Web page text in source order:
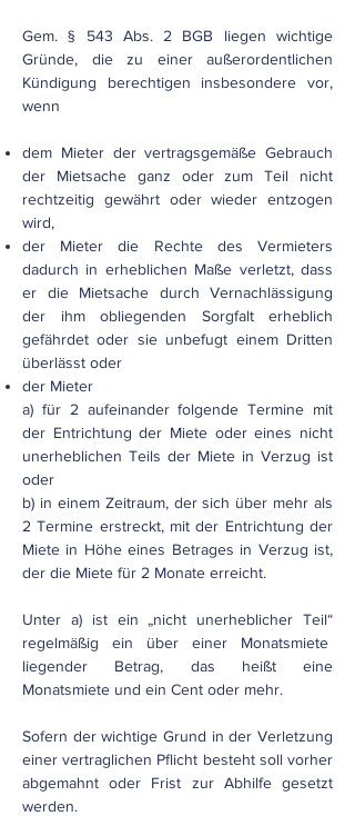
Gem. § 543 Abs. 2 BGB liegen wichtige
Gründe, die zu einer außerordentlichen
Kündigung berechtigen insbesondere vor,
wenn
dem Mieter der vertragsgemäße Gebrauch
der Mietsache ganz oder zum Teil nicht
rechtzeitig gewährt oder wieder entzogen
wird,
der Mieter die Rechte des Vermieters
dadurch in erheblichen Maße verletzt, dass
er die Mietsache durch Vernachlässigung
der ihm obliegenden Sorgfalt erheblich
gefährdet oder sie unbefugt einem Dritten
überlässt oder
der Mieter
a) für 2 aufeinander folgende Termine mit
der Entrichtung der Miete oder eines nicht
unerheblichen Teils der Miete in Verzug ist
oder
b) in einem Zeitraum, der sich über mehr als
2 Termine erstreckt, mit der Entrichtung der
Miete in Höhe eines Betrages in Verzug ist,
der die Miete für 2 Monate erreicht.
Unter a) ist ein „nicht unerheblicher Teil“
regelmäßig ein über einer Monatsmiete
liegender Betrag, das heißt eine
Monatsmiete und ein Cent oder mehr.
Sofern der wichtige Grund in der Verletzung
einer vertraglichen Pflicht besteht soll vorher
abgemahnt oder Frist zur Abhilfe gesetzt
werden.